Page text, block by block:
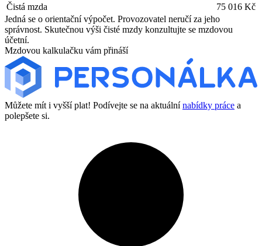
Čistá mzda
75 016 Kč
Jedná se o orientační výpočet. Provozovatel neručí za jeho
správnost. Skutečnou výši čisté mzdy konzultujte se mzdovou
účetní.
Mzdovou kalkulačku vám přináší
Můžete mít i vyšší plat! Podívejte se na aktuálnínabídky práce a
polepšete si.